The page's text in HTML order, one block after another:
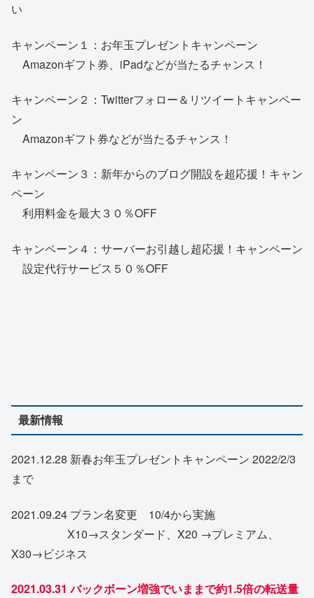
い
キャンペーン１：お年玉プレゼントキャンペーン
Amazonギフト券、iPadなどが当たるチャンス！
キャンペーン２：Twitterフォロー＆リツイートキャンペー
ン
Amazonギフト券などが当たるチャンス！
キャンペーン３：新年からのブログ開設を超応援！キャン
ペーン
利用料金を最大３０％OFF
キャンペーン４：サーバーお引越し超応援！キャンペーン
設定代行サービス５０％OFF
最新情報
2021.12.28 新春お年玉プレゼントキャンペーン 2022/2/3
まで
2021.09.24 プラン名変更 10/4から実施
X10→スタンダード、X20 →プレミアム、
X30→ビジネス
2021.03.31 バックボーン増強でいままで約1.5倍の転送量